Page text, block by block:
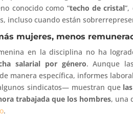
conocido como “techo de cristal
incluso cuando están
mujeres, menos
en la disciplina no ha
salarial por género. Aunque
manera específica, informes
sindicatos— muestran que
trabajada que los hombres, una
.